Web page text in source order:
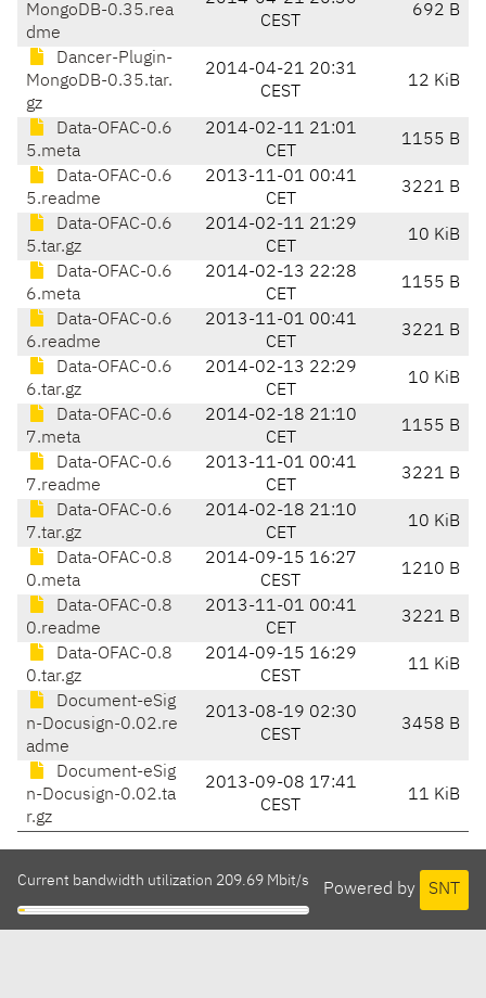
MongoDB-0.35.rea
dme
CEST
692 B
Dancer-Plugin-
MongoDB-0.35.tar.
gz
2014-04-21 20:31
CEST
12 KiB
Data-OFAC-0.6
5.meta
2014-02-11 21:01
CET
1155 B
Data-OFAC-0.6
5.readme
2013-11-01 00:41
CET
3221 B
Data-OFAC-0.6
5.tar.gz
2014-02-11 21:29
CET
10 KiB
Data-OFAC-0.6
6.meta
2014-02-13 22:28
CET
1155 B
Data-OFAC-0.6
6.readme
2013-11-01 00:41
CET
3221 B
Data-OFAC-0.6
6.tar.gz
2014-02-13 22:29
CET
10 KiB
Data-OFAC-0.6
7.meta
2014-02-18 21:10
CET
1155 B
Data-OFAC-0.6
7.readme
2013-11-01 00:41
CET
3221 B
Data-OFAC-0.6
7.tar.gz
2014-02-18 21:10
CET
10 KiB
Data-OFAC-0.8
0.meta
2014-09-15 16:27
CEST
1210 B
Data-OFAC-0.8
0.readme
2013-11-01 00:41
CET
3221 B
Data-OFAC-0.8
0.tar.gz
2014-09-15 16:29
CEST
11 KiB
Document-eSig
n-Docusign-0.02.re
adme
2013-08-19 02:30
CEST
3458 B
Document-eSig
n-Docusign-0.02.ta
r.gz
2013-09-08 17:41
CEST
11 KiB
Powered by SNT
Current bandwidth utilization 209.69 Mbit/s